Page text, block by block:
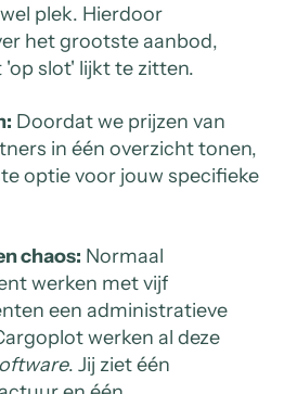
plek. Hierdoor
het grootste aanbod,
'op slot' lijkt te zitten.
Doordat we prijzen van
in één overzicht tonen,
optie voor jouw specifieke
chaos: Normaal
werken met vijf
een administratieve
werken al deze
. Jij ziet één